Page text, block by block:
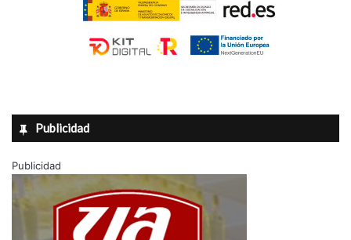
Publicidad
Publicidad